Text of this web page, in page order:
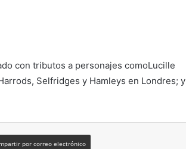
con tributos a personajes comoLucille
Selfridges y Hamleys en Londres; y
por correo electrónico